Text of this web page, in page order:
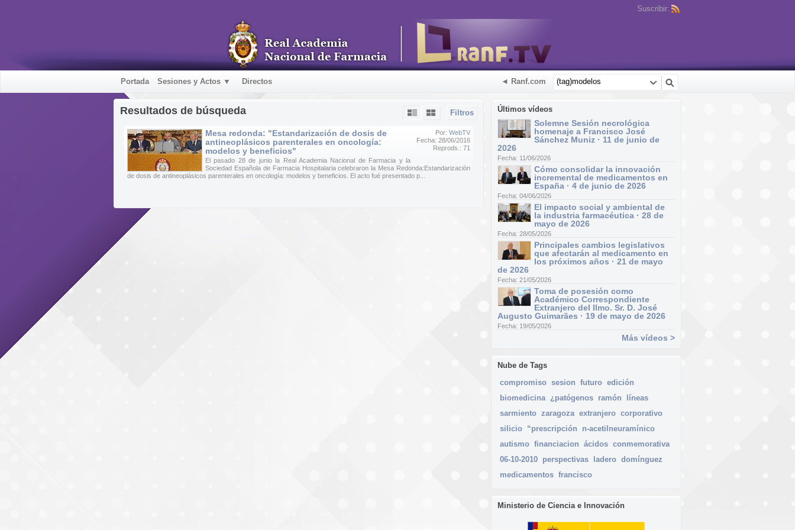
Suscribir:
Portada Sesiones y Actos ▼ Directos ◄ Ranf.com
Últimos vídeos
Solemne Sesión necrológica
homenaje a Francisco José
Sánchez Muniz · 11 de junio de
2026
Fecha: 11/06/2026
Cómo consolidar la innovación
incremental de medicamentos en
España · 4 de junio de 2026
Fecha: 04/06/2026
El impacto social y ambiental de
la industria farmacéutica · 28 de
mayo de 2026
Fecha: 28/05/2026
Principales cambios legislativos
que afectarán al medicamento en
los próximos años · 21 de mayo
de 2026
Fecha: 21/05/2026
Toma de posesión como
Académico Correspondiente
Extranjero del Ilmo. Sr. D. José
Augusto Guimarães · 19 de mayo de 2026
Fecha: 19/05/2026
Más vídeos >
Nube de Tags
compromiso sesion futuro edición
biomedicina ¿patógenos ramón
líneas
sarmiento zaragoza extranjero corporativo
silicio “prescripción
n-acetilneuramínico
autismo financiacion ácidos conmemorativa
06-10-2010 perspectivas ladero domínguez
medicamentos francisco
Ministerio de Ciencia e Innovación
Filtros
Resultados de búsqueda
Por: WebTV
Fecha: 28/06/2016
Reprods.: 71
Mesa redonda: "Estandarización de dosis de
antineoplásicos parenterales en oncología:
modelos y beneficios"
El pasado 28 de junio la Real Academia Nacional de Farmacia y la
Sociedad Española de Farmacia Hospitalaria celebraron la Mesa Redonda:Estandarización
de dosis de antineoplásicos parenterales en oncología: modelos y beneficios. El acto fué presentado p...